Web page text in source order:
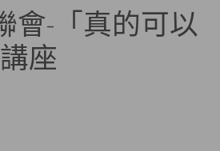
會-「真的可以
座